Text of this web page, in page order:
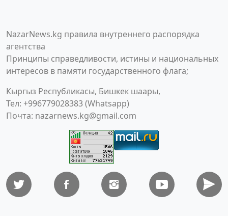
NazarNews.kg правила внутреннего распорядка
агентства
Принципы справедливости, истины и национальных
интересов в памяти государственного флага;
Кыргыз Республикасы, Бишкек шаары,
Тел: +996779028383 (Whatsapp)
Почта: nazarnews.kg@gmail.com